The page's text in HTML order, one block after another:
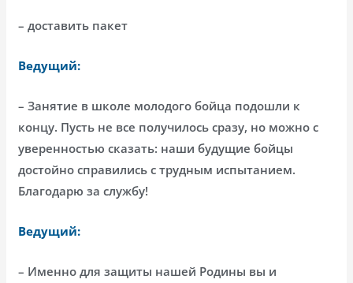
– доставить пакет
Ведущий:
– Занятие в школе молодого бойца подошли к
концу. Пусть не все получилось сразу, но можно с
уверенностью сказать: наши будущие бойцы
достойно справились с трудным испытанием.
Благодарю за службу!
Ведущий:
– Именно для защиты нашей Родины вы и